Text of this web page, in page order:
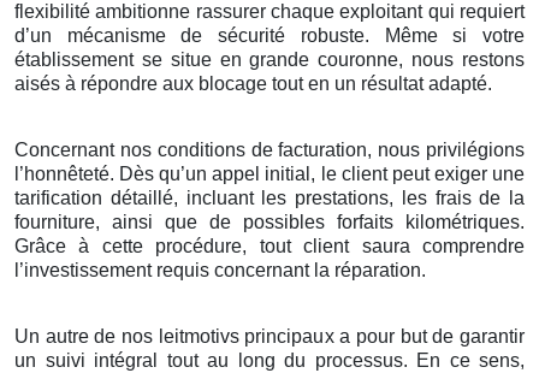
flexibilité ambitionne rassurer chaque exploitant qui requiert
d’un mécanisme de sécurité robuste. Même si votre
établissement se situe en grande couronne, nous restons
aisés à répondre aux blocage tout en un résultat adapté.
Concernant nos conditions de facturation, nous privilégions
l’honnêteté. Dès qu’un appel initial, le client peut exiger une
tarification détaillé, incluant les prestations, les frais de la
fourniture, ainsi que de possibles forfaits kilométriques.
Grâce à cette procédure, tout client saura comprendre
l’investissement requis concernant la réparation.
Un autre de nos leitmotivs principaux a pour but de garantir
un suivi intégral tout au long du processus. En ce sens,